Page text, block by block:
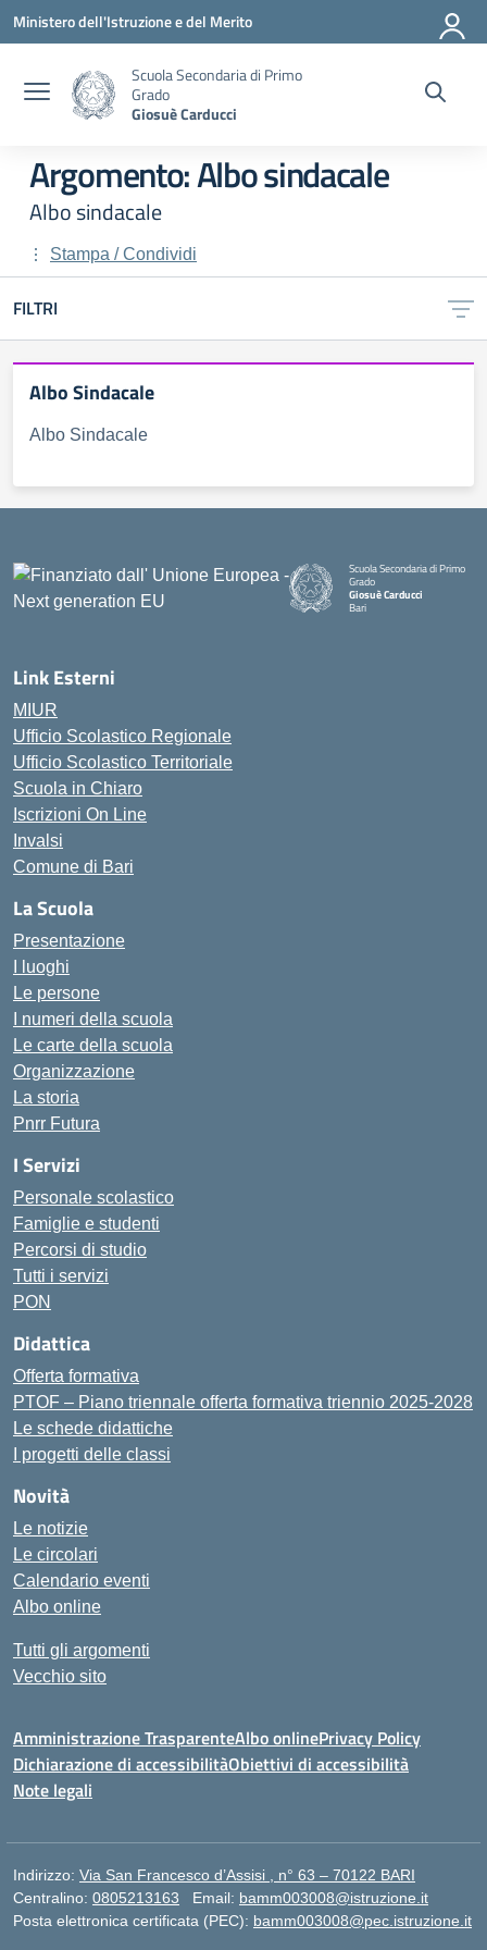
Ministero dell'Istruzione e del Merito
Scuola Secondaria di Primo
Grado
Giosuè Carducci
Argomento: Albo sindacale
Albo sindacale
Stampa / Condividi
FILTRI
Albo Sindacale
Albo Sindacale
Scuola Secondaria di Primo
Grado
Giosuè Carducci
Bari
Link Esterni
MIUR
Ufficio Scolastico Regionale
Ufficio Scolastico Territoriale
Scuola in Chiaro
Iscrizioni On Line
Invalsi
Comune di Bari
La Scuola
Presentazione
I luoghi
Le persone
I numeri della scuola
Le carte della scuola
Organizzazione
La storia
Pnrr Futura
I Servizi
Personale scolastico
Famiglie e studenti
Percorsi di studio
Tutti i servizi
PON
Didattica
Offerta formativa
PTOF – Piano triennale offerta formativa triennio 2025-2028
Le schede didattiche
I progetti delle classi
Novità
Le notizie
Le circolari
Calendario eventi
Albo online
Tutti gli argomenti
Vecchio sito
Amministrazione TrasparenteAlbo onlinePrivacy Policy
Dichiarazione di accessibilitàObiettivi di accessibilità
Note legali
Indirizzo: Via San Francesco d’Assisi , n° 63 – 70122 BARI
Centralino: 0805213163 Email: bamm003008@istruzione.it
Posta elettronica certificata (PEC): bamm003008@pec.istruzione.it